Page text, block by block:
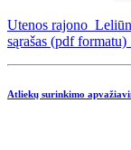
Utenos rajono
sąrašas (pdf formatu)
Atliekų surinkimo